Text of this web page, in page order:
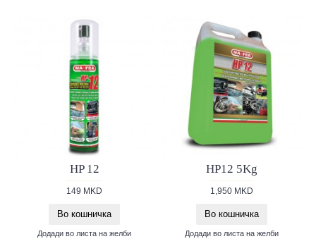
HP 12
149 MKD
Во кошничка
Додади во листа на желби
HP12 5Kg
1,950 MKD
Во кошничка
Додади во листа на желби